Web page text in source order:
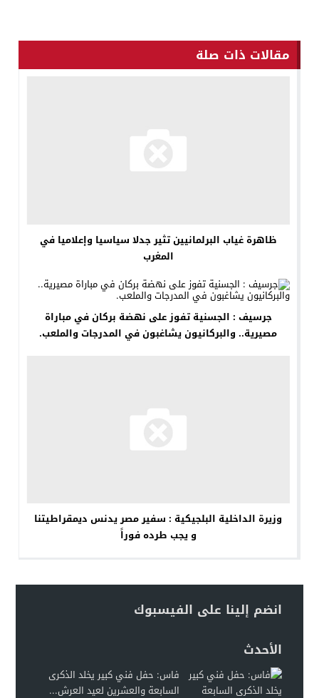
مقالات ذات صلة
ظاهرة غياب البرلمانيين تثير جدلا سياسيا وإعلاميا في
المغرب
جرسيف : الجسنية تفوز على نهضة بركان في مباراة
مصيرية.. والبركانيون يشاغبون في المدرجات والملعب.
وزيرة الداخلية البلجيكية : سفير مصر يدنس ديمقراطيتنا
و يجب طرده فوراً
انضم إلينا على الفيسبوك
الأحدث
فاس: حفل فني كبير يخلد الذكرى
السابعة والعشرين لعيد العرش...